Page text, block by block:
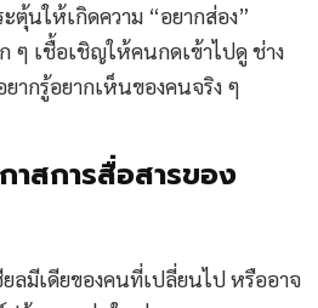
ตุ้นให้เกิดความ “อยากส่อง”
ๆ เชื้อเชิญให้คนกดเข้าไปดู ช่าง
ากรู้อยากเห็นของคนจริง ๆ
าสการสื่อสารของ
ลมีเดียของคนที่เปลี่ยนไป หรืออาจ